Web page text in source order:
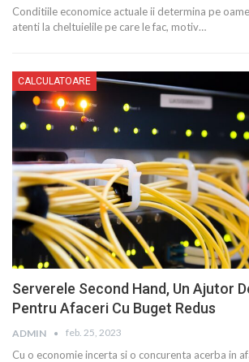
Conditiile economice actuale ii determina pe
atenti la cheltuielile pe care le fac, motiv…
CALCULATOARE
Serverele Second Hand, Un Ajutor
Pentru Afaceri Cu Buget Redus
ADMIN feb. 25, 2023
Cu o economie incerta si o concurenta acerba in